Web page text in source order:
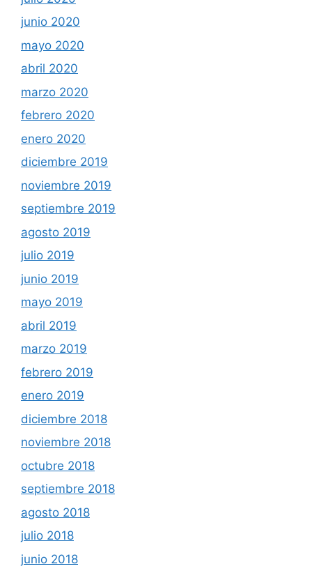
junio 2020
mayo 2020
abril 2020
marzo 2020
febrero 2020
enero 2020
diciembre 2019
noviembre 2019
septiembre 2019
agosto 2019
julio 2019
junio 2019
mayo 2019
abril 2019
marzo 2019
febrero 2019
enero 2019
diciembre 2018
noviembre 2018
octubre 2018
septiembre 2018
agosto 2018
julio 2018
junio 2018